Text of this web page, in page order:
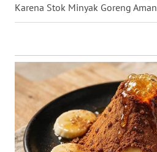
Karena Stok Minyak Goreng Aman
WN DELI
WN
TINGGI
WN
PAKPAK